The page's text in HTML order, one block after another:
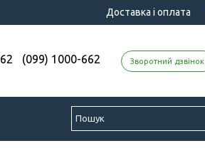
Доставка і оплата
(099) 1000-662 Зворотний дзвінок